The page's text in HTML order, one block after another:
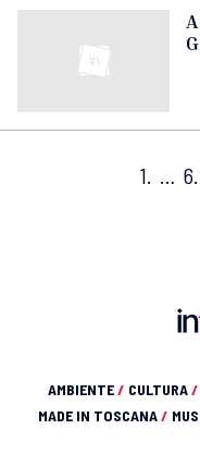
1. … 6.
AMBIENTE/ CULTURA/
MADE IN TOSCANA/